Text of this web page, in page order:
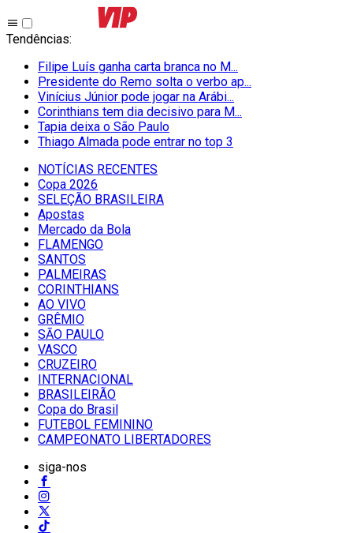
Tendências:
Filipe Luís ganha carta branca no M...
Presidente do Remo solta o verbo ap...
Vinícius Júnior pode jogar na Arábi...
Corinthians tem dia decisivo para M...
Tapia deixa o São Paulo
Thiago Almada pode entrar no top 3
NOTÍCIAS RECENTES
Copa 2026
SELEÇÃO BRASILEIRA
Apostas
Mercado da Bola
FLAMENGO
SANTOS
PALMEIRAS
CORINTHIANS
AO VIVO
GRÊMIO
SĀO PAULO
VASCO
CRUZEIRO
INTERNACIONAL
BRASILEIRÃO
Copa do Brasil
FUTEBOL FEMININO
CAMPEONATO LIBERTADORES
siga-nos